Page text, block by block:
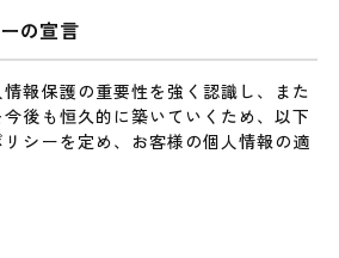
の宣言
報保護の重要性を強く認識し、また
後も恒久的に築いていくため、以下
シーを定め、お客様の個人情報の適